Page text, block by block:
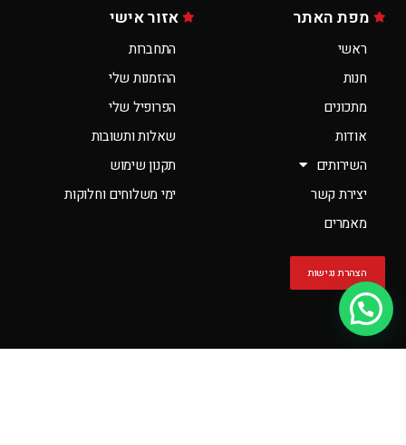
מפת האתר
ראשי
חנות
מתכונים
אודות
השירותים
יצירת קשר
מאמרים
הצהרת נגישות
אזור אישי
התחברות
ההזמנות שלי
הפרופיל שלי
שאלות ותשובות
תקנון שימוש
ימי משלוחים וחלוקות